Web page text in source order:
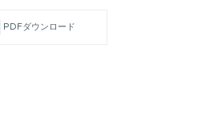
PDFダウンロード